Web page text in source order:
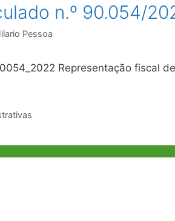
n.º 90.054/
Pessoa
Representação fiscal